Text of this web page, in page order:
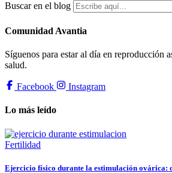
Buscar en el blog
Comunidad Avantia
Síguenos para estar al día en reproducción
salud.
Facebook Instagram
Lo más leído
Fertilidad
Ejercicio físico durante la estimulación ovárica: